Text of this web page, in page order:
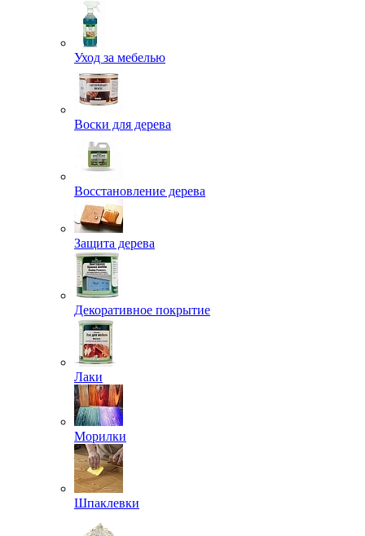
Уход за мебелью
Воски для дерева
Восстановление дерева
Защита дерева
Декоративное покрытие
Лаки
Морилки
Шпаклевки